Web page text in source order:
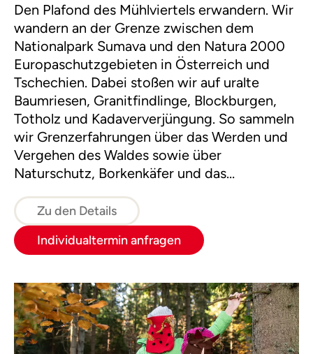
Den Plafond des Mühlviertels erwandern. Wir
wandern an der Grenze zwischen dem
Nationalpark Sumava und den Natura 2000
Europaschutzgebieten in Österreich und
Tschechien. Dabei stoßen wir auf uralte
Baumriesen, Granitfindlinge, Blockburgen,
Totholz und Kadaververjüngung. So sammeln
wir Grenzerfahrungen über das Werden und
Vergehen des Waldes sowie über
Naturschutz, Borkenkäfer und das
Rohstoff Holz.
Zu den Details
Individualtermin anfragen